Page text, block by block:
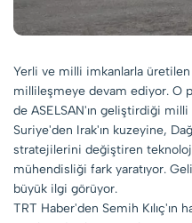
Yerli ve milli imkanlarla
millileşmeye devam ediyor. O
de ASELSAN'ın geliştirdiği
Suriye'den Irak'ın kuzeyine,
stratejilerini değiştiren
mühendisliği fark yaratıyor.
büyük ilgi görüyor.
TRT Haber'den Semih Kılıç'ın